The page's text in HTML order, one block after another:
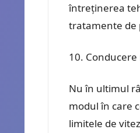
întreținerea
tratamente de
Nu în ultimul
modul în care
limitele de